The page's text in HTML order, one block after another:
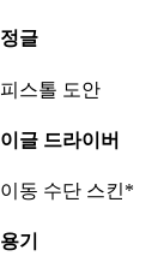
정글
피스톨 도안
이글 드라이버
이동 수단 스킨*
용기